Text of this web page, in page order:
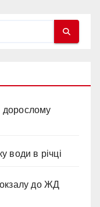
дорослому
води в річці
до ЖД